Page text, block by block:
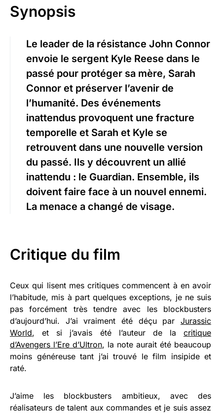
Synopsis
Le leader de la résistance John Connor
envoie le sergent Kyle Reese dans le
passé pour protéger sa mère, Sarah
Connor et préserver l’avenir de
l’humanité. Des événements
inattendus provoquent une fracture
temporelle et Sarah et Kyle se
retrouvent dans une nouvelle version
du passé. Ils y découvrent un allié
inattendu : le Guardian. Ensemble, ils
doivent faire face à un nouvel ennemi.
La menace a changé de visage.
Critique du film
Ceux qui lisent mes critiques commencent à en avoir
l’habitude, mis à part quelques exceptions, je ne suis
pas forcément très tendre avec les blockbusters
d’aujourd’hui. J’ai vraiment été déçu par Jurassic
World, et si j’avais été l’auteur de la critique
d’Avengers l’Ere d’Ultron, la note aurait été beaucoup
moins généreuse tant j’ai trouvé le film insipide et
raté.
J’aime les blockbusters ambitieux, avec des
réalisateurs de talent aux commandes et je suis assez